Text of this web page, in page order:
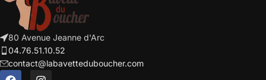
80 Avenue Jeanne d'Arc
04.76.51.10.52
contact@labavetteduboucher.com